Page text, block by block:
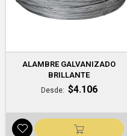
ALAMBRE GALVANIZADO
BRILLANTE
Desde $4.106